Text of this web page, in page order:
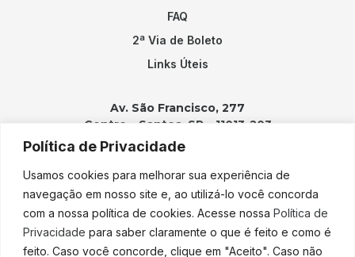
Política de Privacidade
Usamos cookies para melhorar sua experiência de
navegação em nosso site e, ao utilizá-lo você concorda
com a nossa política de cookies. Acesse nossa Política de
Privacidade para saber claramente o que é feito e como é
feito. Caso você concorde, clique em "Aceito". Caso não
FAQ
2ª Via de Boleto
Links Úteis
Av. São Francisco, 277
Centro – Santos, SP – 11013-203
Contatos:
(13) 3202-2100
adicao@adicao.com.br
lgpd@adicao.com.br